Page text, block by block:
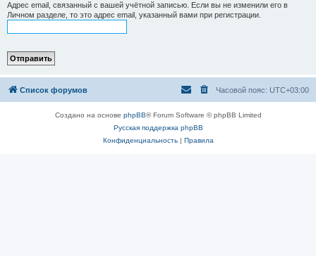
Адрес email, связанный с вашей учётной записью. Если вы не изменили его в
Личном разделе, то это адрес email, указанный вами при регистрации.
Список форумов Часовой пояс: UTC+03:00
Создано на основе phpBB® Forum Software © phpBB Limited
Русская поддержка phpBB
Конфиденциальность| Правила